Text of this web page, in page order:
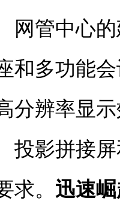
网管中心
和多功能
分辨率显
投影拼接
求。 迅速